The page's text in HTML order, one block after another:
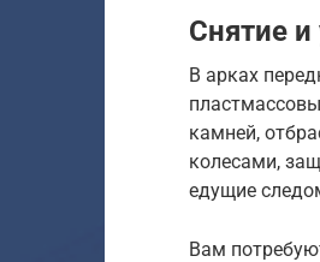
Снятие
В арках
камней,
колесами,
едущие
Вам